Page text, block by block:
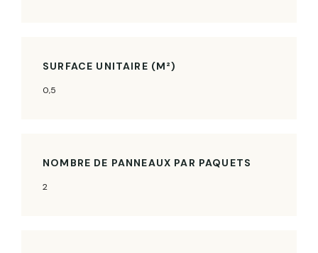
SURFACE UNITAIRE (M²)
0,5
NOMBRE DE PANNEAUX PAR PAQUETS
2